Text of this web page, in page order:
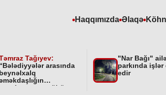
Haqqımızda Əlaqə
Tağıyev:
“Bələdiyyələr arasında
beynəlxalq
qurulmasının mühüm
"Nar Bağı"
parkında işlər
edir